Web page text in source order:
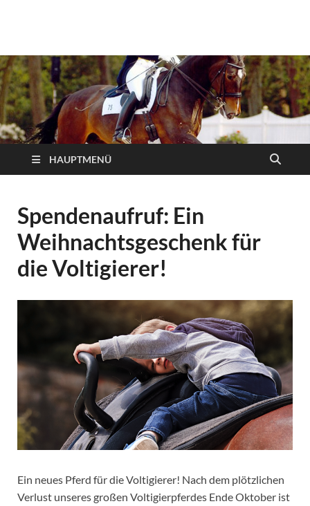
Reiterverein Iserlohn
e.V.
Reitervereins Iserlohn!
HAUPTMENÜ
Spendenaufruf: Ein
Weihnachtsgeschenk für
die Voltigierer!
Ein neues Pferd für die Voltigierer! Nach dem plötzlichen
Verlust unseres großen Voltigierpferdes Ende Oktober ist